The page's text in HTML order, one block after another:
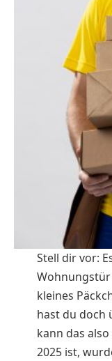
Stell dir vor:
kleines
hast du doch
kann das
2025 ist,